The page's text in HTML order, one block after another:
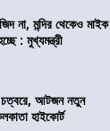
না, মন্দির থেকেও মাইক
: মুখ্যমন্ত্রী
চত্বরে, আটজন নতুন
হাইকোর্ট